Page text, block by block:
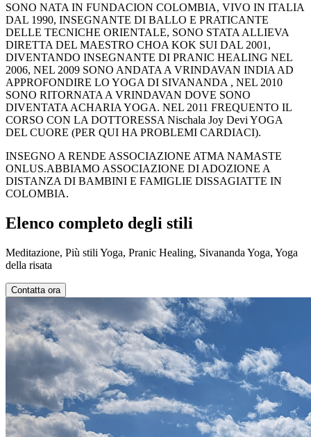
SONO NATA IN FUNDACION COLOMBIA, VIVO IN ITALIA
DAL 1990, INSEGNANTE DI BALLO E PRATICANTE
DELLE TECNICHE ORIENTALE, SONO STATA ALLIEVA
DIRETTA DEL MAESTRO CHOA KOK SUI DAL 2001,
DIVENTANDO INSEGNANTE DI PRANIC HEALING NEL
2006, NEL 2009 SONO ANDATA A VRINDAVAN INDIA AD
APPROFONDIRE LO YOGA DI SIVANANDA , NEL 2010
SONO RITORNATA A VRINDAVAN DOVE SONO
DIVENTATA ACHARIA YOGA. NEL 2011 FREQUENTO IL
CORSO CON LA DOTTORESSA Nischala Joy Devi YOGA
DEL CUORE (PER QUI HA PROBLEMI CARDIACI).
INSEGNO A RENDE ASSOCIAZIONE ATMA NAMASTE
ONLUS.ABBIAMO ASSOCIAZIONE DI ADOZIONE A
DISTANZA DI BAMBINI E FAMIGLIE DISSAGIATTE IN
COLOMBIA.
Elenco completo degli stili
Meditazione, Più stili Yoga, Pranic Healing, Sivananda Yoga, Yoga
della risata
Contatta ora